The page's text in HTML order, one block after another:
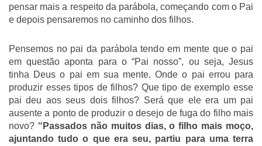
pensar mais a respeito da parábola, começando com o Pai
e depois pensaremos no caminho dos filhos.
Pensemos no pai da parábola tendo em mente que o pai
em questão aponta para o “Pai nosso”, ou seja, Jesus
tinha Deus o pai em sua mente. Onde o pai errou para
produzir esses tipos de filhos? Que tipo de exemplo esse
pai deu aos seus dois filhos? Será que ele era um pai
ausente a ponto de produzir o desejo de fuga do filho mais
novo? “Passados não muitos dias, o filho mais moço,
ajuntando tudo o que era seu, partiu para uma terra